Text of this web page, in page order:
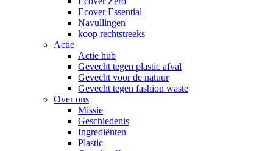
Ecover Essential
Navullingen
koop rechtstreeks
Actie
Actie hub
Gevecht tegen plastic afval
Gevecht voor de natuur
Gevecht tegen fashion waste
Over ons
Missie
Geschiedenis
Ingrediënten
Plastic